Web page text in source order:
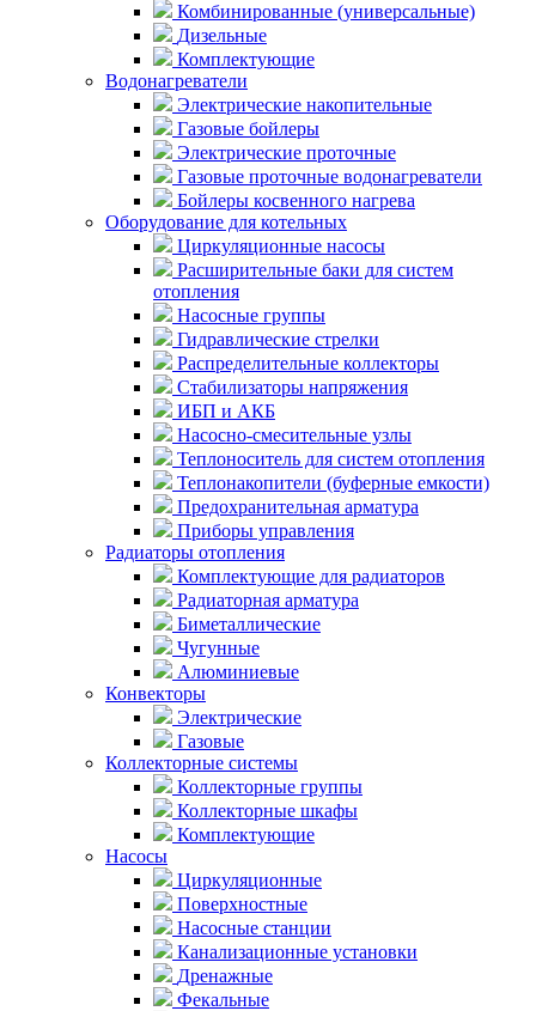
Комбинированные (универсальные)
Дизельные
Комплектующие
Водонагреватели
Электрические накопительные
Газовые бойлеры
Электрические проточные
Газовые проточные водонагреватели
Бойлеры косвенного нагрева
Оборудование для котельных
Циркуляционные насосы
Расширительные баки для систем
отопления
Насосные группы
Гидравлические стрелки
Распределительные коллекторы
Стабилизаторы напряжения
ИБП и АКБ
Насосно-смесительные узлы
Теплоноситель для систем отопления
Теплонакопители (буферные емкости)
Предохранительная арматура
Приборы управления
Радиаторы отопления
Комплектующие для радиаторов
Радиаторная арматура
Биметаллические
Чугунные
Алюминиевые
Конвекторы
Электрические
Газовые
Коллекторные системы
Коллекторные группы
Коллекторные шкафы
Комплектующие
Насосы
Циркуляционные
Поверхностные
Насосные станции
Канализационные установки
Дренажные
Фекальные